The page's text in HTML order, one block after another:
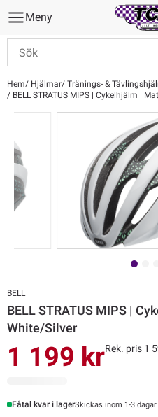
Meny
Hem Hjälmar Tränings- &
BELL STRATUS MIPS | Cykelhjälm |
BELL
BELL STRATUS MIPS |
White/Silver
1 199 krRek. pris 1
Fåtal kvar i lagerSkickas inom 1-3 dagar